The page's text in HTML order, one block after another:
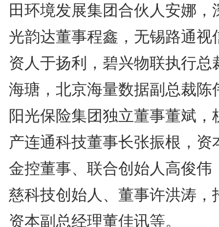
田环境发展集团合伙人安娜，
光韵达董事程鑫，无锡路通视
资人于扬利，碧兴物联执行总
海瑭，北京海量数据副总裁陈
阳光保险集团独立董事董斌，
产连通科技董事长张振根，资
金控董事、联合创始人高俊伟
慈科技创始人、董事许洪涛，
资本副总经理董佳讯等。